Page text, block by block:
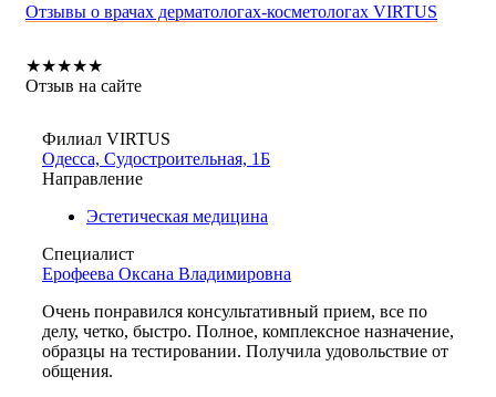
Отзывы о врачах дерматологах-косметологах VIRTUS
★★★★★
Отзыв на сайте
Филиал VIRTUS
Одесса, Судостроительная, 1Б
Направление
Эстетическая медицина
Специалист
Ерофеева Оксана Владимировна
Очень понравился консультативный прием, все по
делу, четко, быстро. Полное, комплексное назначение,
образцы на тестировании. Получила удовольствие от
общения.